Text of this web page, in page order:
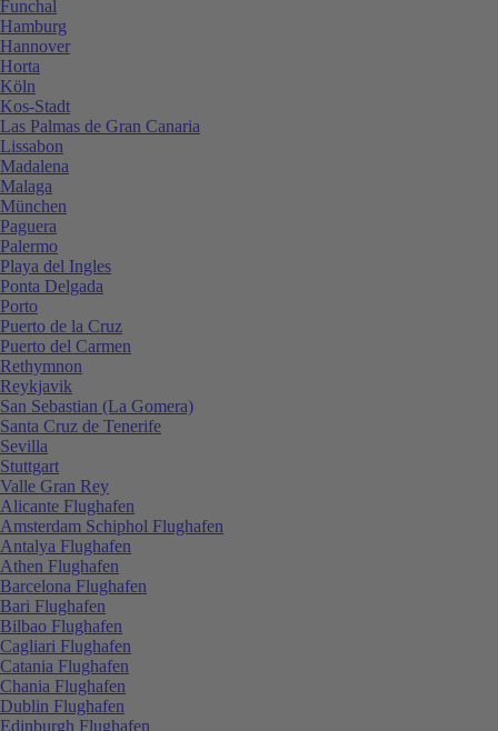
Funchal
Hamburg
Hannover
Horta
Köln
Kos-Stadt
Las Palmas de Gran Canaria
Lissabon
Madalena
Malaga
München
Paguera
Palermo
Playa del Ingles
Ponta Delgada
Porto
Puerto de la Cruz
Puerto del Carmen
Rethymnon
Reykjavik
San Sebastian (La Gomera)
Santa Cruz de Tenerife
Sevilla
Stuttgart
Valle Gran Rey
Alicante Flughafen
Amsterdam Schiphol Flughafen
Antalya Flughafen
Athen Flughafen
Barcelona Flughafen
Bari Flughafen
Bilbao Flughafen
Cagliari Flughafen
Catania Flughafen
Chania Flughafen
Dublin Flughafen
Edinburgh Flughafen